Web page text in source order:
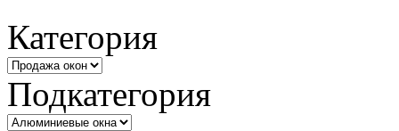
Категория
Подкатегория